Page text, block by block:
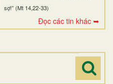
sợ!” (Mt 14,22-33)
Đọc các tin khác ➥